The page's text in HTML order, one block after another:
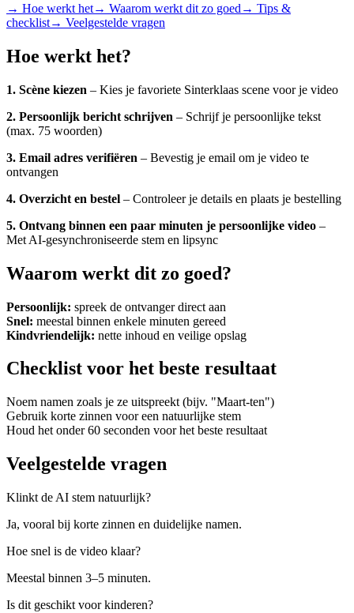
→ Hoe werkt het→ Waarom werkt dit zo goed → Tips &
checklist→ Veelgestelde vragen
Hoe werkt het?
1. Scène kiezen – Kies je favoriete Sinterklaas scene voor je video
2. Persoonlijk bericht schrijven – Schrijf je persoonlijke tekst
(max. 75 woorden)
3. Email adres verifiëren – Bevestig je email om je video te
ontvangen
4. Overzicht en bestel – Controleer je details en plaats je bestelling
5. Ontvang binnen een paar minuten je persoonlijke video –
Met AI-gesynchroniseerde stem en lipsync
Waarom werkt dit zo goed?
Persoonlijk: spreek de ontvanger direct aan
Snel: meestal binnen enkele minuten gereed
Kindvriendelijk: nette inhoud en veilige opslag
Checklist voor het beste resultaat
Noem namen zoals je ze uitspreekt (bijv. "Maart‑ten")
Gebruik korte zinnen voor een natuurlijke stem
Houd het onder 60 seconden voor het beste resultaat
Veelgestelde vragen
Klinkt de AI stem natuurlijk?
Ja, vooral bij korte zinnen en duidelijke namen.
Hoe snel is de video klaar?
Meestal binnen 3–5 minuten.
Is dit geschikt voor kinderen?